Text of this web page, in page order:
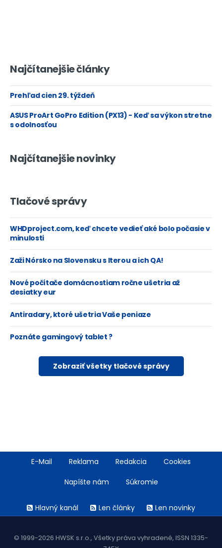
Najčítanejšie články
Prehľad cien 29. týždeň
ASUS ProArt GoPro Edition (PX13) - Keď sa výkon stretne
s odolnosťou
Najčítanejšie novinky
Tlačové správy
WHDproject.com, keď chcete vedieť aké bolo počasie v
minulosti
Zaži Nórsko na Slovensku s Iterou a ich QA!
Nové počítače domácnostiam ročne ušetria až
desiatky eur
Antiradary, ktoré ušetria Vaše peniaze
Poznáte gamingový tablet ?
Zobraziť všetky tlačové správy
FooterE-Mail Reklama Redakcia Cookies
Napíšte nám Súkromie
menuHlavný kanál Len články Len novinky
© 1999-2026 HWSK s.r.o., Všetky práva vyhradené, ISSN 1335-